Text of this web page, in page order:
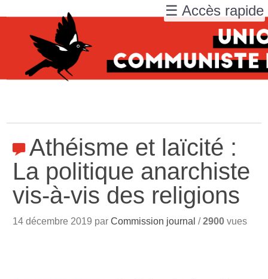
Athéisme et laïcité :
La politique anarchiste
vis-à-vis des religions
14 décembre 2019 parCommission journal /2900 vues
☰ Accès rapide